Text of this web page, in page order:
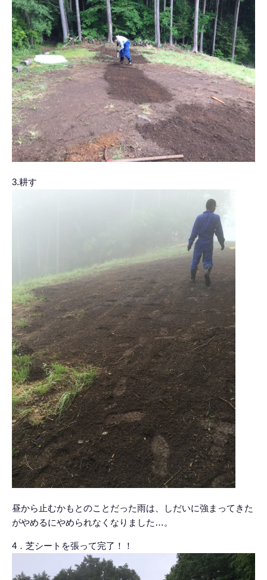
3.耕す
昼から止むかもとのことだった雨は、しだいに強まってきた
がやめるにやめられなくなりました…。
4．芝シートを張って完了！！